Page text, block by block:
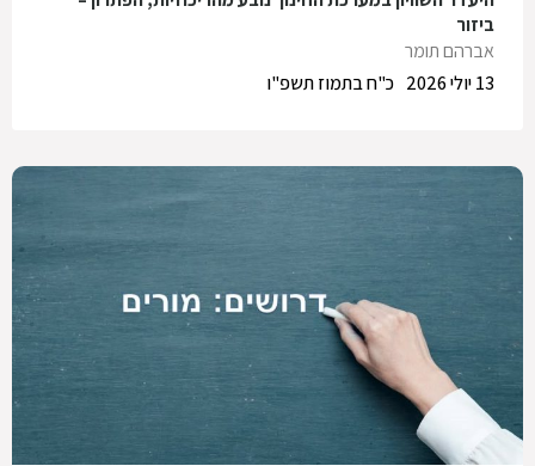
ביזור
אברהם תומר
כ"ח בתמוז תשפ"ו
13 יולי 2026